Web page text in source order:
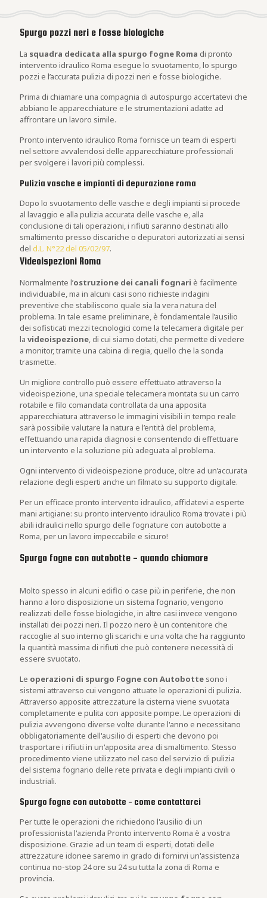
Spurgo pozzi neri e fosse biologiche
La squadra dedicata alla spurgo fogne Roma di pronto
intervento idraulico Roma esegue lo svuotamento, lo spurgo
pozzi e l’accurata pulizia di pozzi neri e fosse biologiche.
Prima di chiamare una compagnia di autospurgo accertatevi che
abbiano le apparecchiature e le strumentazioni adatte ad
affrontare un lavoro simile.
Pronto intervento idraulico Roma fornisce un team di esperti
nel settore avvalendosi delle apparecchiature professionali
per svolgere i lavori più complessi.
Pulizia vasche e impianti di depurazione roma
Dopo lo svuotamento delle vasche e degli impianti si procede
al lavaggio e alla pulizia accurata delle vasche e, alla
conclusione di tali operazioni, i rifiuti saranno destinati allo
smaltimento presso discariche o depuratori autorizzati ai sensi
del d.L. N°22 del 05/02/97.
Videoispezioni Roma
Normalmente l’ostruzione dei canali fognari è facilmente
individuabile, ma in alcuni casi sono richieste indagini
preventive che stabiliscono quale sia la vera natura del
problema. In tale esame preliminare, è fondamentale l’ausilio
dei sofisticati mezzi tecnologici come la telecamera digitale per
la videoispezione, di cui siamo dotati, che permette di vedere
a monitor, tramite una cabina di regia, quello che la sonda
trasmette.
Un migliore controllo può essere effettuato attraverso la
videoispezione, una speciale telecamera montata su un carro
rotabile e filo comandata controllata da una apposita
apparecchiatura attraverso le immagini visibili in tempo reale
sarà possibile valutare la natura e l’entità del problema,
effettuando una rapida diagnosi e consentendo di effettuare
un intervento e la soluzione più adeguata al problema.
Ogni intervento di videoispezione produce, oltre ad un’accurata
relazione degli esperti anche un filmato su supporto digitale.
Per un efficace pronto intervento idraulico, affidatevi a esperte
mani artigiane: su pronto intervento idraulico Roma trovate i più
abili idraulici nello spurgo delle fognature con autobotte a
Roma, per un lavoro impeccabile e sicuro!
Spurgo fogne con autobotte - quando chiamare
Molto spesso in alcuni edifici o case più in periferie, che non
hanno a loro disposizione un sistema fognario, vengono
realizzati delle fosse biologiche, in altre casi invece vengono
installati dei pozzi neri. Il pozzo nero è un contenitore che
raccoglie al suo interno gli scarichi e una volta che ha raggiunto
la quantità massima di rifiuti che può contenere necessità di
essere svuotato.
Le operazioni di spurgo Fogne con Autobotte sono i
sistemi attraverso cui vengono attuate le operazioni di pulizia.
Attraverso apposite attrezzature la cisterna viene svuotata
completamente e pulita con apposite pompe. Le operazioni di
pulizia avvengono diverse volte durante l'anno e necessitano
obbligatoriamente dell'ausilio di esperti che devono poi
trasportare i rifiuti in un'apposita area di smaltimento. Stesso
procedimento viene utilizzato nel caso del servizio di pulizia
del sistema fognario delle rete privata e degli impianti civili o
industriali.
Spurgo fogne con autobotte - come contattarci
Per tutte le operazioni che richiedono l'ausilio di un
professionista l'azienda Pronto intervento Roma è a vostra
disposizione. Grazie ad un team di esperti, dotati delle
attrezzature idonee saremo in grado di fornirvi un'assistenza
continua no-stop 24 ore su 24 su tutta la zona di Roma e
provincia.